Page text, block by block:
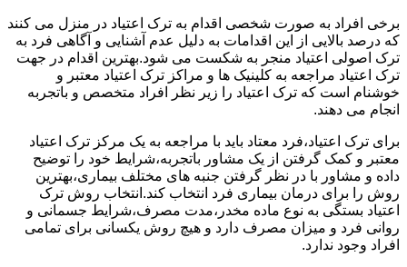
برخی افراد به صورت شخصی اقدام به ترک اعتیاد در منزل می کنند
که درصد بالایی از این اقدامات به دلیل عدم آشنایی و آگاهی فرد به
ترک اصولی اعتیاد منجر به شکست می شود.بهترین اقدام در جهت
ترک اعتیاد مراجعه به کلینیک ها و مراکز ترک اعتیاد معتبر و
خوشنام است که ترک اعتیاد را زیر نظر افراد متخصص و باتجربه
انجام می دهند.
برای ترک اعتیاد،فرد معتاد باید با مراجعه به یک مرکز ترک اعتیاد
معتبر و کمک گرفتن از یک مشاور باتجربه،شرایط خود را توضیح
داده و مشاور با در نظر گرفتن جنبه های مختلف بیماری،بهترین
روش را برای درمان بیماری فرد انتخاب کند.انتخاب روش ترک
اعتیاد بستگی به نوع ماده مخدر،مدت مصرف،شرایط جسمانی و
روانی فرد و میزان مصرف دارد و هیچ روش یکسانی برای تمامی
افراد وجود ندارد.